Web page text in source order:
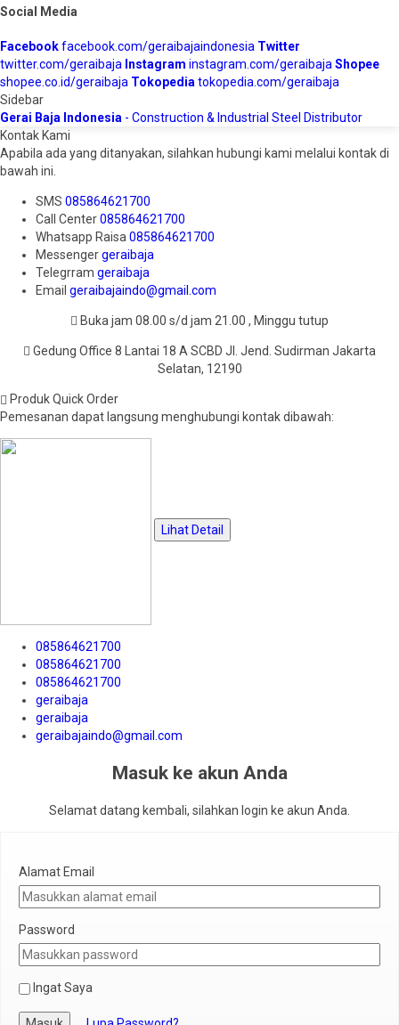
Social Media
Facebookfacebook.com/geraibajaindonesia Twitter
twitter.com/geraibaja Instagram instagram.com/geraibaja Shopee
shopee.co.id/geraibaja Tokopedia tokopedia.com/geraibaja
Sidebar
Gerai Baja Indonesia - Construction & Industrial Steel Distributor
Kontak Kami
Apabila ada yang ditanyakan, silahkan hubungi kami melalui kontak di
bawah ini.
SMS 085864621700
Call Center085864621700
Whatsapp Raisa 085864621700
Messengergeraibaja
Telegrram geraibaja
Email geraibajaindo@gmail.com
Buka jam 08.00 s/d jam 21.00 , Minggu tutup
Gedung Office 8 Lantai 18 A SCBD Jl. Jend. Sudirman Jakarta
Selatan, 12190
Produk Quick Order
Pemesanan dapat langsung menghubungi kontak dibawah:
Lihat Detail
085864621700
085864621700
085864621700
geraibaja
geraibaja
geraibajaindo@gmail.com
Masuk ke akun Anda
Selamat datang kembali, silahkan login ke akun Anda.
Alamat Email
Password
Ingat Saya